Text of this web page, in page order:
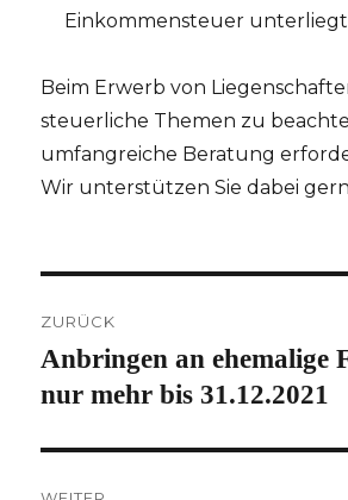
Einkommensteuer
Beim Erwerb von
steuerliche Themen zu
umfangreiche Beratung
Wir unterstützen Sie dabei
ZURÜCK
Vorheriger
Beitrag:
Anbringen an ehemalige
nur mehr bis 31.12.2021